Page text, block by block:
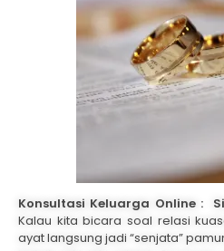
Konsultasi Keluarga Online :
Kalau kita bicara soal relasi
ayat langsung jadi “senjata”